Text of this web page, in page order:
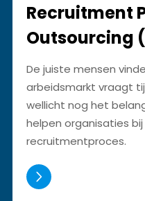
Recruitment
Outsourcing
De juiste mensen
arbeidsmarkt vraagt
wellicht nog het
helpen organisaties
recruitmentproces.